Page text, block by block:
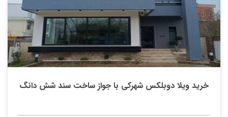
خرید ویلا دوبلکس شهرکی با جواز ساخت سند شش دانگ